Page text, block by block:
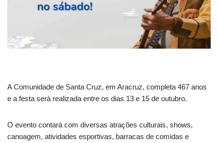
A Comunidade de Santa Cruz, em Aracruz, completa 467 anos
e a festa será realizada entre os dias 13 e 15 de outubro.
O evento contará com diversas atrações culturais, shows,
canoagem, atividades esportivas, barracas de comidas e